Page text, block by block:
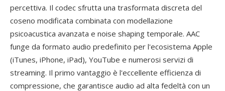
percettiva. Il codec sfrutta una trasformata discreta del
coseno modificata combinata con modellazione
psicoacustica avanzata e noise shaping temporale. AAC
funge da formato audio predefinito per l'ecosistema Apple
(iTunes, iPhone, iPad), YouTube e numerosi servizi di
streaming. Il primo vantaggio è l'eccellente efficienza di
compressione, che garantisce audio ad alta fedeltà con un